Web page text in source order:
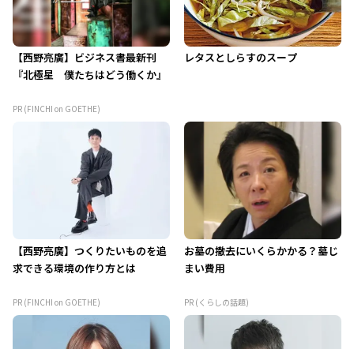
【西野亮廣】ビジネス書最新刊
『北極星 僕たちはどう働くか』
PR (FINCHI on GOETHE)
レタスとしらすのスープ
【西野亮廣】つくりたいものを追
求できる環境の作り方とは
PR (FINCHI on GOETHE)
お墓の撤去にいくらかかる？墓じ
まい費用
PR (くらしの話題)